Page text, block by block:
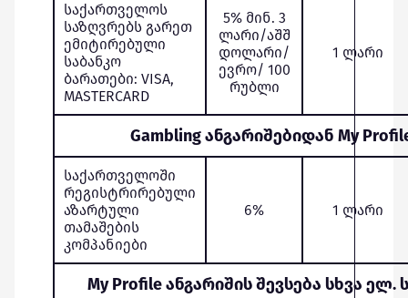
საქართველოს
საზღვრებს გარეთ
ემიტირებული
საბანკო
ბარათები: VISA,
MASTERCARD
5% მინ. 3
ლარი/აშშ
დოლარი/
ევრო/ 100
რუბლი
1 ლარი
Gambling ანგარიშებიდან My
საქართველოში
რეგისტრირებული
აზარტული
თამაშების
კომპანიები
6% 1 ლარი
My Profile ანგარიშის შევსება სხვა